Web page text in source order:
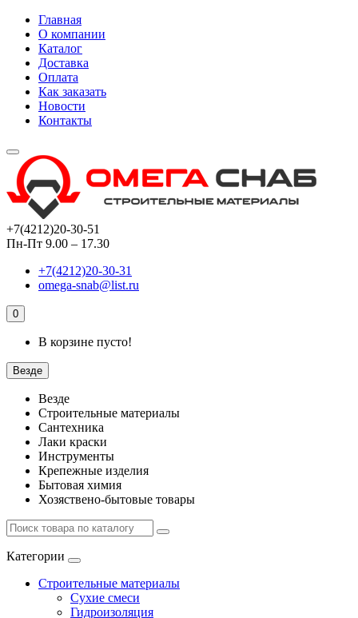
Главная
О компании
Каталог
Доставка
Оплата
Как заказать
Новости
Контакты
+7(4212)20-30-51
Пн-Пт 9.00 – 17.30
+7(4212)20-30-31
omega-snab@list.ru
0
В корзине пусто!
Везде
Везде
Строительные материалы
Сантехника
Лаки краски
Инструменты
Крепежные изделия
Бытовая химия
Хозяствено-бытовые товары
Категории
Строительные материалы
Сухие смеси
Гидроизоляция